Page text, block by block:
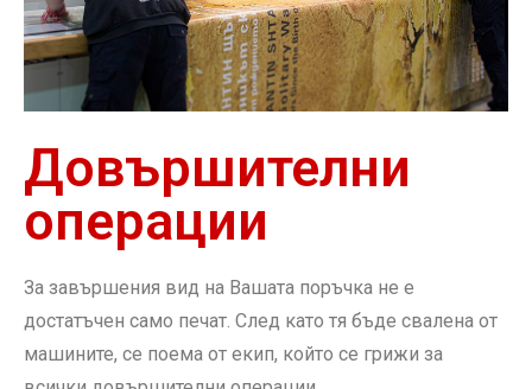
Довършителни
операции
За завършения вид на Вашата поръчка не е
достатъчен само печат. След като тя бъде свалена от
машините, се поема от екип, който се грижи за